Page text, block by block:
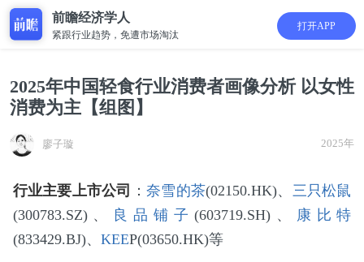
前瞻经济学人
紧跟行业趋势，免遭市场淘汰
打开APP
2025年中国轻食行业消费者画像分析 以女性
消费为主【组图】
廖子璇 2025年
行业主要上市公司 ：奈雪的茶(02150.HK)、 三只松鼠
(300783.SZ)、
良品铺子 (603719.SH)、
康比特
(833429.BJ)、 KEEP(03650.HK)等